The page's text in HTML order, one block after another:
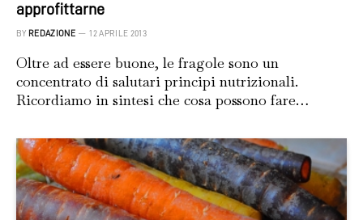
approfittarne
BY REDAZIONE 12 APRILE 2013
Oltre ad essere buone, le fragole sono un
concentrato di salutari principi nutrizionali.
Ricordiamo in sintesi che cosa possono fare…